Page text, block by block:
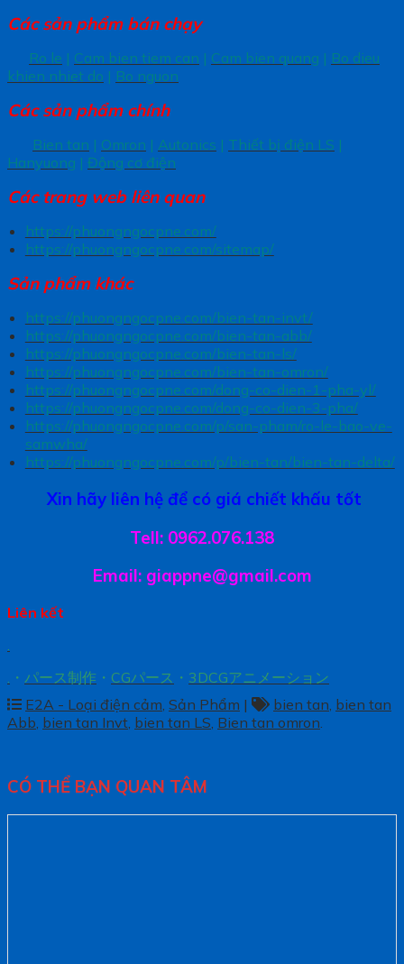
Các sản phẩm bán chạy
Ro le | Cam bien tiem can | Cam bien quang | Bo dieu
khien nhiet do | Bo nguon
Các sản phẩm chính
Bien tan | Omron | Autonics | Thiết bị điện LS |
Hanyuong | Động cơ điện
Các trang web liên quan
https://phuongngocpne.com/
https://phuongngocpne.com/sitemap/
Sản phẩm khác
https://phuongngocpne.com/bien-tan-invt/
https://phuongngocpne.com/bien-tan-abb/
https://phuongngocpne.com/bien-tan-ls/
https://phuongngocpne.com/bien-tan-omron/
https://phuongngocpne.com/dong-co-dien-1-pha-yl/
https://phuongngocpne.com/dong-co-dien-3-pha/
https://phuongngocpne.com/p/san-pham/ro-le-bao-ve-
samwha/
https://phuongngocpne.com/p/bien-tan/bien-tan-delta/
Xin hãy liên hệ để có giá chiết khấu tốt
Tell: 0962.076.138
Email: giappne@gmail.com
Liên kết
.
. ・ パース制作 ・ CGパース ・ 3DCGアニメーション
E2A - Loại điện cảm, Sản Phẩm | bien tan, bien tan
Abb, bien tan Invt, bien tan LS, Bien tan omron.
CÓ THỂ BẠN QUAN TÂM